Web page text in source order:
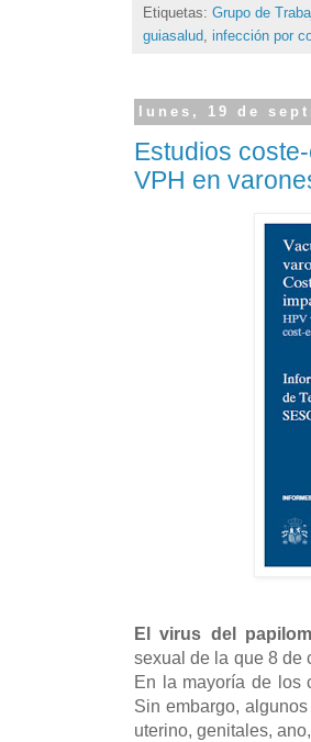
Etiquetas: Grupo de
guiasalud, infección por
lunes, 19 de
Estudios
VPH en
El virus del
sexual de la que 8 de
En la mayoría de los
Sin embargo,
uterino, genitales,